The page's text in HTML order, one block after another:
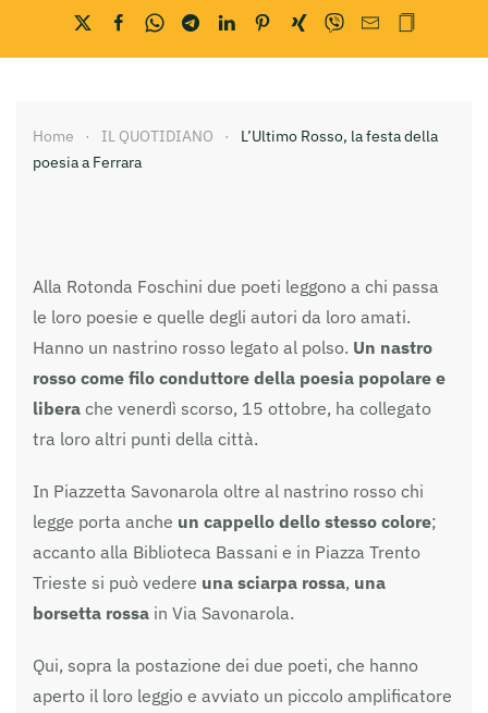
Home IL QUOTIDIANO
L’Ultimo Rosso, la festa della
poesia a Ferrara
Alla Rotonda Foschini due poeti leggono a chi passa
le loro poesie e quelle degli autori da loro amati.
Hanno un nastrino rosso legato al polso. Un nastro
rosso come filo conduttore della poesia popolare e
libera che venerdì scorso, 15 ottobre, ha collegato
tra loro altri punti della città.
In Piazzetta Savonarola oltre al nastrino rosso chi
legge porta anche un cappello dello stesso colore;
accanto alla Biblioteca Bassani e in Piazza Trento
Trieste si può vedere una sciarpa rossa, una
borsetta rossa in Via Savonarola.
Qui, sopra la postazione dei due poeti, che hanno
aperto il loro leggio e avviato un piccolo amplificatore